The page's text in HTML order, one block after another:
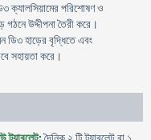
ক্যালসিয়ামের পরিশোষণ ও
উদ্দীপনা তৈরী করে।
ডি৩ হাড়ের বৃদ্ধিতে এবং
সহায়তা করে।